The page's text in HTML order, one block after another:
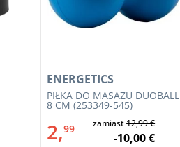
PIŁKA DO MASAŻU DUOBALL
8 CM (253349-545)
ENERGETICS
2,99 zamiast12,99 €
-10,00 €